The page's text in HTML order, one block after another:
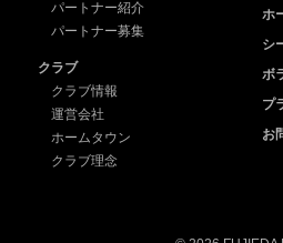
パートナー紹介
パートナー募集
クラブ
クラブ情報
運営会社
ホームタウン
クラブ理念
ホ
シ
ボ
プ
お